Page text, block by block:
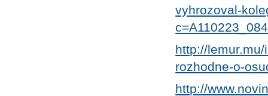
vyhrozoval-
http://
rozhodne-o-
http://